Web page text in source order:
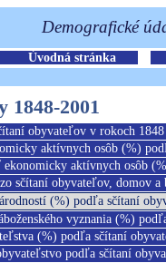
1848-2001
obyvateľov v rokoch 1848
aktívnych osôb (%)
ekonomicky aktívnych osôb
sčítaní obyvateľov, domov
(%) podľa sčítaní
vyznania (%)
(%) podľa sčítaní
podľa sčítaní